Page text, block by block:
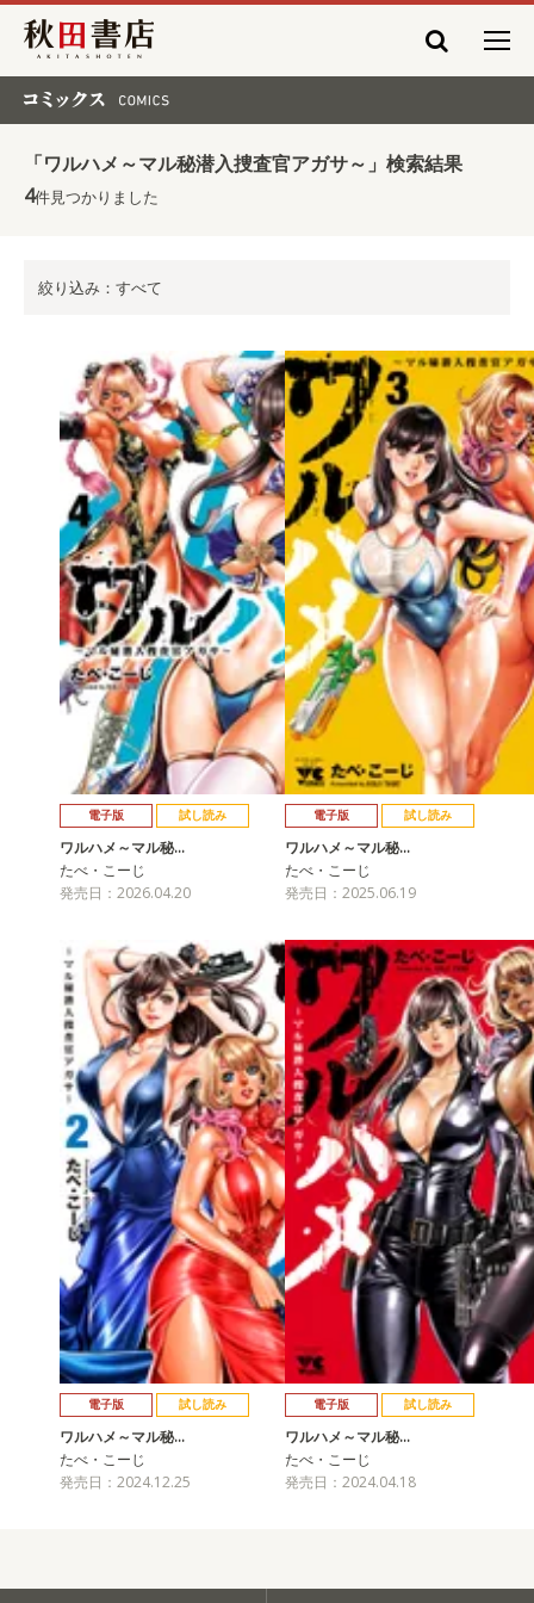
秋田書店
「ワルハメ～マル秘潜入捜査官アガサ～」検索結果
4件見つかりました
絞り込み：すべて
電子版 試し読み
ワルハメ～マル秘…
たべ・こーじ
発売日：2026.04.20
電子版 試し読み
ワルハメ～マル秘…
たべ・こーじ
発売日：2025.06.19
電子版 試し読み
ワルハメ～マル秘…
たべ・こーじ
発売日：2024.12.25
電子版 試し読み
ワルハメ～マル秘…
たべ・こーじ
発売日：2024.04.18